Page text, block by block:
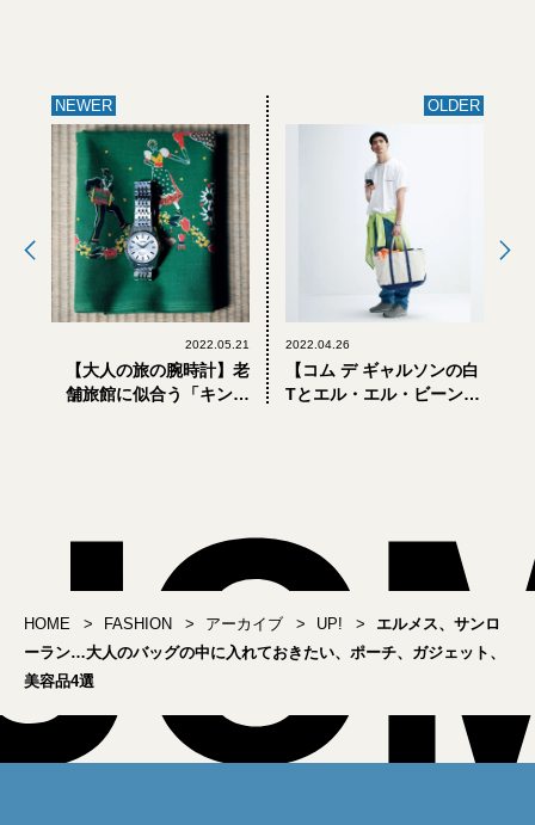
NEWER
2022.05.21
【大人の旅の腕時計】老
舗旅館に似合う「キング
OLDER
2022.04.26
【コム デ ギャルソンの白
Tとエル・エル・ビーンの
HOME FASHION アーカイブ UP!
エルメス、サンロ
ーラン…大人のバッグの中に入れておきたい、ポーチ、ガジェット、
美容品4選